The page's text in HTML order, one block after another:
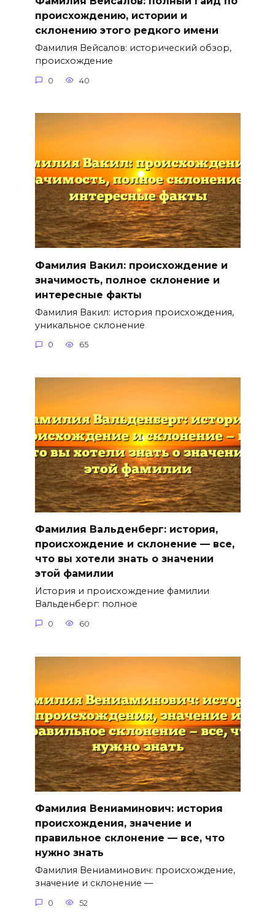
происхождению, истории и
склонению этого редкого имени
Фамилия Вейсалов: исторический обзор,
происхождение
0 40
Фамилия Вакил: происхождение и
значимость, полное склонение и
интересные факты
Фамилия Вакил: история происхождения,
уникальное склонение
0 65
Фамилия Вальденберг: история,
происхождение и склонение — все,
что вы хотели знать о значении
этой фамилии
История и происхождение фамилии
Вальденберг: полное
0 60
Фамилия Вениаминович: история
происхождения, значение и
правильное склонение — все, что
нужно знать
Фамилия Вениаминович: происхождение,
значение и склонение —
0 52